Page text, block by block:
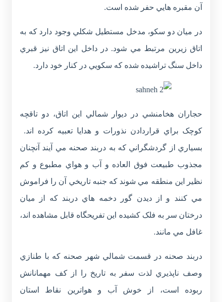
آن مقبره هايي حفر شده است.
در ميان دو سکو، مدخل مستطيل شکلي وجود دارد که به
اتاق زيرين مرتبط مي شود. در داخل اين اتاق نيز قبري
داخل سنگ تراشيده شده که سکويي در کنار خود دارد.
حجاران هخامنشي در ديوار شمالي اين اتاق، دو تاقچه
کوچک براي قراردادن نذورات و هدايا تعبيه کرده اند.
بسياري از گردشگراني که به دربند صحنه مي آيند آنچنان
مجذوب طبيعت فوق العاده و آب و هواي مطبوع و کم
نظير اين منطقه مي شوند که جنبه تاريخي آن را فراموش
مي کنند و از ديدن گور دخمه هاي دربند که از ميان
درختان سر به فلک کشيده اين تفريحگاه قابل مشاهده اند،
غافل مي مانند.
دربند صحنه در قسمت شمالي شهر صحنه که با طنازي
وصف ناپذيري لذت سفر به تاريخ را از کف مهمانانش
ربوده است، از خوش آب و هواترين نقاط استان